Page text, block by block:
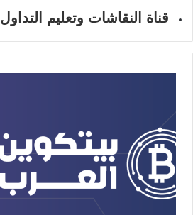
قناة النقاشات وتعليم التداول